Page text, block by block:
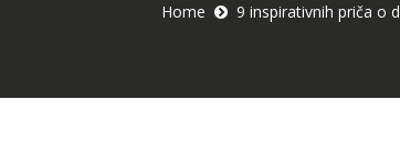
Home 9 inspirativnih priča o